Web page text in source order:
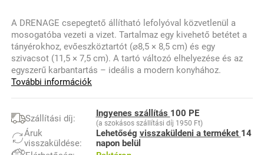
A DRENAGE csepegtető állítható lefolyóval közvetlenül a
mosogatóba vezeti a vizet. Tartalmaz egy kivehető betétet a
tányérokhoz, evőeszköztartót (⌀8,5 × 8,5 cm) és egy
szivacsot (11,5 × 7,5 cm). A tartó változó elhelyezése és az
egyszerű karbantartás – ideális a modern konyhához.
További információk
Szállítási díj: Ingyenes szállítás 100 PE
(a szokásos szállítási díj 1950 Ft)
Áruk
visszaküldése:
Lehetőség visszaküldeni a terméket 14
napon belül